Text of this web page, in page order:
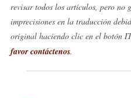
revisar todos los artículos, pero no
imprecisiones en la traducción
original haciendo clic en el botón
favor contáctenos.